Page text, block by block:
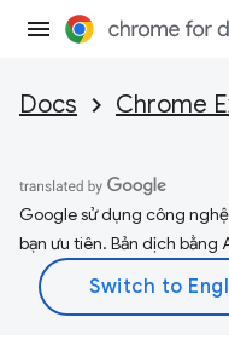
Docs Chrome
Google sử dụng công
bạn ưu tiên. Bản dịch bằng